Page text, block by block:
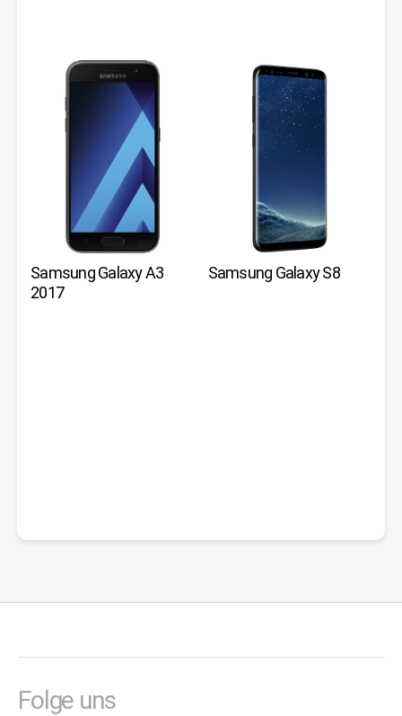
Samsung Galaxy A3
2017
Samsung Galaxy S8
Folge uns